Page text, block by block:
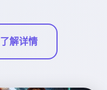
了解详情